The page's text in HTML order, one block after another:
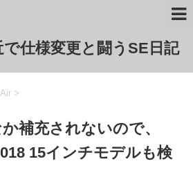
で仕様変更と闘うSE日記
>
補充されないので、
15インチモデルも検